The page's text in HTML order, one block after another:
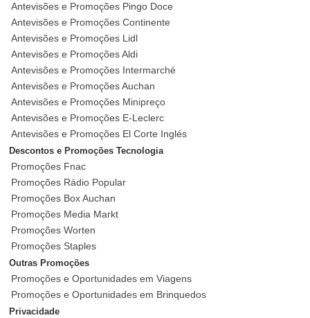
Antevisões e Promoções Pingo Doce
Antevisões e Promoções Continente
Antevisões e Promoções Lidl
Antevisões e Promoções Aldi
Antevisões e Promoções Intermarché
Antevisões e Promoções Auchan
Antevisões e Promoções Minipreço
Antevisões e Promoções E-Leclerc
Antevisões e Promoções El Corte Inglés
Descontos e Promoções Tecnologia
Promoções Fnac
Promoções Rádio Popular
Promoções Box Auchan
Promoções Media Markt
Promoções Worten
Promoções Staples
Outras Promoções
Promoções e Oportunidades em Viagens
Promoções e Oportunidades em Brinquedos
Privacidade